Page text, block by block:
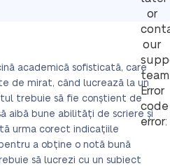
or
our
Error
code
error:
academică sofisticată, care
de mirat, când lucrează la un
trebuie să fie conștient de
aibă bune abilități de scriere și
urma corect indicațiile
a obține o notă bună
să lucrezi cu un subiect